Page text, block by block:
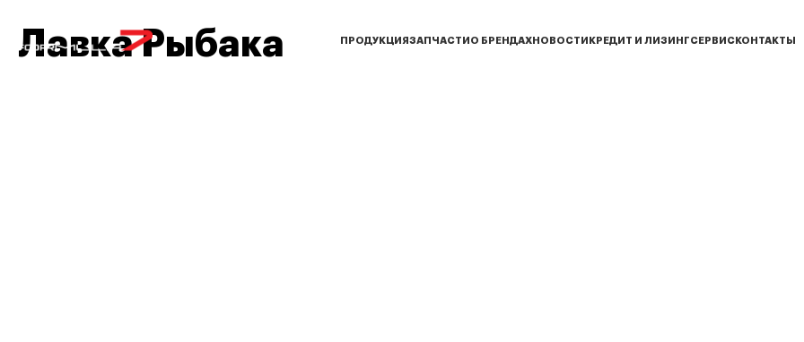
ПРОДУКЦИЯ ЗАПЧАСТИ О БРЕНДАХ НОВОСТИ КРЕДИТ И ЛИЗИНГСЕРВИС КОНТАКТЫ
Лавка Рыбака